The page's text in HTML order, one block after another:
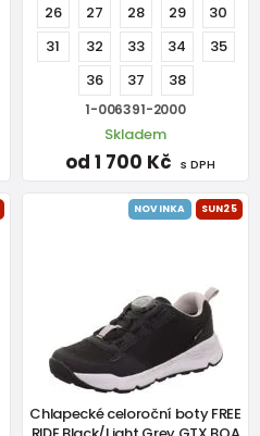
26 27 28 29
30
31
32 33 34
35
36
37 38
1-006391-2000
Skladem
od 1 700 Kč s DPH
NOVINKA SUN25
Chlapecké celoroční boty FREE